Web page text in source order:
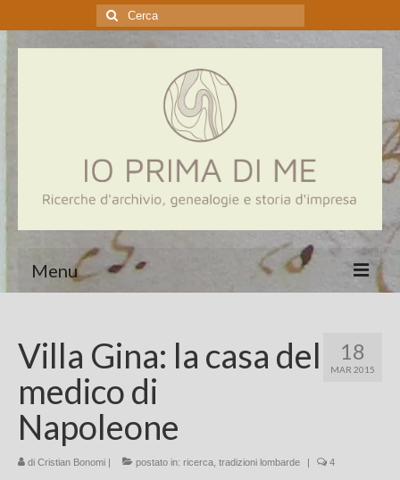
Cerca:
Menu
Genealogia
Aziende
Chi sono
FAQ
18
MAR 2015
Villa Gina: la casa del
medico di
Napoleone
di Cristian Bonomi | postato in: ricerca tradizioni lombarde | 4